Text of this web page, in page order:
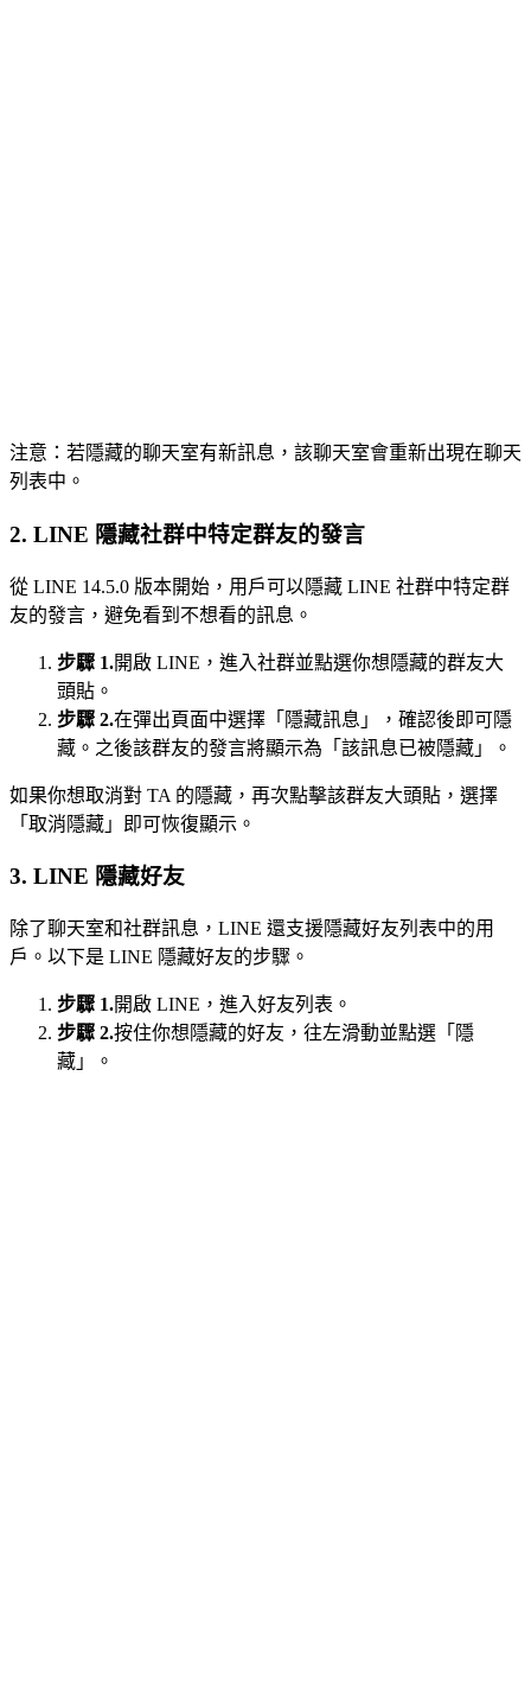
注意：若隱藏的聊天室有新訊息，該聊天室會重新出現在聊天
列表中。
2. LINE 隱藏社群中特定群友的發言
從 LINE 14.5.0 版本開始，用戶可以隱藏 LINE 社群中特定群
友的發言，避免看到不想看的訊息。
步驟 1.開啟 LINE，進入社群並點選你想隱藏的群友大
頭貼。
步驟 2.在彈出頁面中選擇「隱藏訊息」，確認後即可隱
藏。之後該群友的發言將顯示為「該訊息已被隱藏」。
如果你想取消對 TA 的隱藏，再次點擊該群友大頭貼，選擇
「取消隱藏」即可恢復顯示。
3. LINE 隱藏好友
除了聊天室和社群訊息，LINE 還支援隱藏好友列表中的用
戶。以下是 LINE 隱藏好友的步驟。
步驟 1.開啟 LINE，進入好友列表。
步驟 2.按住你想隱藏的好友，往左滑動並點選「隱
藏」。